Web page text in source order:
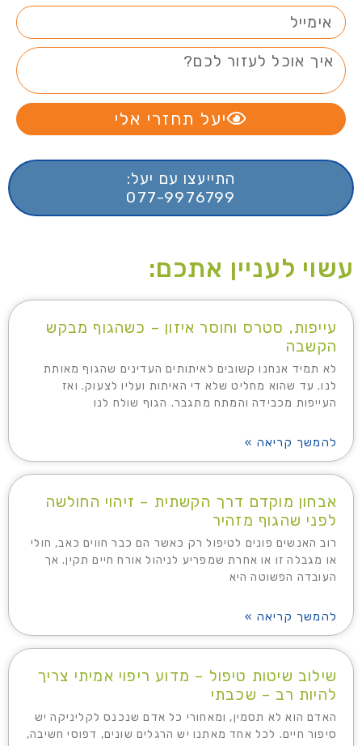
יעל תחזרי אלי
התייעצו עם יעל:
077-9976799
עשוי לעניין אתכם:
עייפות, סטרס וחוסר איזון – כשהגוף מבקש
הקשבה
לא תמיד אנחנו קשובים לאיתותים העדינים שהגוף מאותת
לנו. עד שהוא מחליט שלא די האיתות ועליו לצעוק. ואז
העייפות מכבידה והמתח מתגבר. הגוף שולח לנו
להמשך קריאה »
אבחון מוקדם דרך הקשתית – זיהוי החולשה
לפני שהגוף מזהיר
רוב האנשים פונים לטיפול רק כאשר הם כבר חווים כאב, חולי
או מגבלה זו או אחרת שמפריע לניהול אורח חיים תקין. אך
העובדה הפשוטה היא
להמשך קריאה »
שילוב שיטות טיפול – מדוע ריפוי אמיתי צריך
להיות רב – שכבתי
האדם הוא לא תסמין, ומאחורי כל אדם שנכנס לקליניקה יש
סיפור חיים. לכל אחד מאתנו יש הרגלים שונים, דפוסי חשיבה,